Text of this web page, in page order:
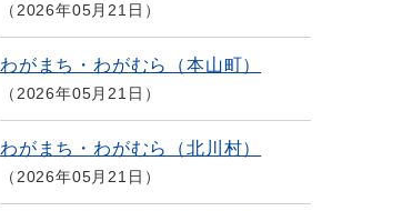
2026年05月21日
わがまち・わがむら（本山町）
2026年05月21日
わがまち・わがむら（北川村）
2026年05月21日